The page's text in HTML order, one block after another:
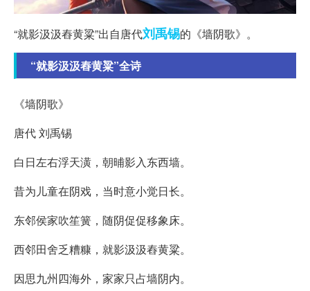
“就影汲汲舂黄粱”出自唐代刘禹锡的《墙阴歌》。
“就影汲汲舂黄粱”全诗
《墙阴歌》
唐代 刘禹锡
白日左右浮天潢，朝晡影入东西墙。
昔为儿童在阴戏，当时意小觉日长。
东邻侯家吹笙簧，随阴促促移象床。
西邻田舍乏糟糠，就影汲汲舂黄粱。
因思九州四海外，家家只占墙阴内。